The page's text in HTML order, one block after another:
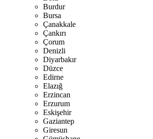
Burdur
Bursa
Çanakkale
Çankırı
Çorum
Denizli
Diyarbakır
Düzce
Edirne
Elazığ
Erzincan
Erzurum
Eskişehir
Gaziantep
Giresun